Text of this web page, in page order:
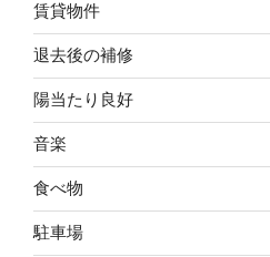
賃貸物件
退去後の補修
陽当たり良好
音楽
食べ物
駐車場